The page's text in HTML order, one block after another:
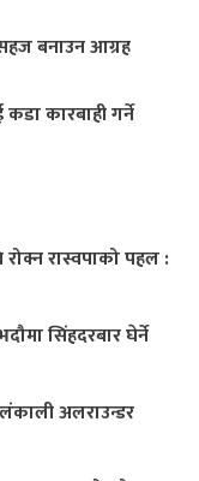
बनाउन आग्रह
कारबाही गर्ने
रास्वपाको पहल :
सिंहदरबार घेर्ने
अलराउन्डर